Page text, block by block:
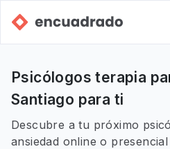
Psicólogos terapia
Santiago para ti
Descubre a tu próximo
ansiedad online o